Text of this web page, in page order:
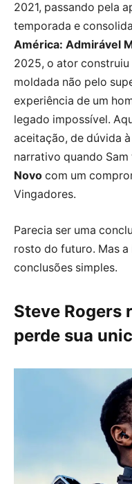
2021, passando pela
temporada e
América: Admirável
2025, o ator
moldada não pelo
experiência de um
legado impossível.
aceitação, de dúvida
narrativo quando Sam
Novo com um
Vingadores.
Parecia ser uma
rosto do futuro. Mas
conclusões simples.
Steve Rogers
perde sua